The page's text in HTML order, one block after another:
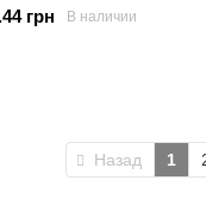
грн В наличии
Назад 1